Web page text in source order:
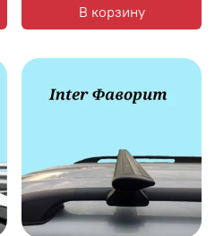
В корзину